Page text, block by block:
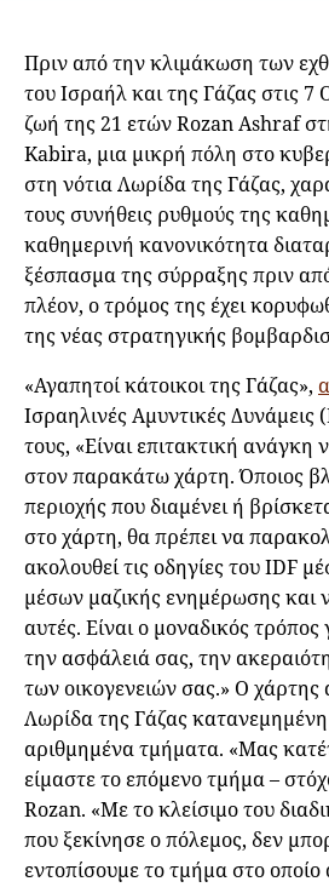
Πριν από την κλιμάκωση των
του Ισραήλ και της Γάζας στις
ζωή της 21 ετών Rozan Ashraf
Kabira, μια μικρή πόλη στο
στη νότια Λωρίδα της Γάζας,
τους συνήθεις ρυθμούς της
καθημερινή κανονικότητα
ξέσπασμα της σύρραξης πριν
πλέον, ο τρόμος της έχει
της νέας στρατηγικής
«Αγαπητοί κάτοικοι της Γάζας»,
Ισραηλινές Αμυντικές Δυνάμεις
τους, «Είναι επιτακτική
στον παρακάτω χάρτη. Όποιος
περιοχής που διαμένει ή
στο χάρτη, θα πρέπει να
ακολουθεί τις οδηγίες του IDF
μέσων μαζικής ενημέρωσης και
αυτές. Είναι ο μοναδικός τρόπος
την ασφάλειά σας, την
των οικογενειών σας.» Ο χάρτης
Λωρίδα της Γάζας
αριθμημένα τμήματα. «Μας
είμαστε τo επόμενο τμήμα –
Rozan. «Με το κλείσιμο του
που ξεκίνησε ο πόλεμος, δεν
εντοπίσουμε το τμήμα στο